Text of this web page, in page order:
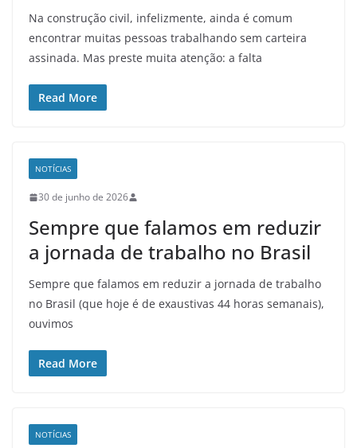
Na construção civil, infelizmente, ainda é comum
encontrar muitas pessoas trabalhando sem carteira
assinada. Mas preste muita atenção: a falta
Read More
NOTÍCIAS
30 de junho de 2026
Sempre que falamos em reduzir
a jornada de trabalho no Brasil
Sempre que falamos em reduzir a jornada de trabalho
no Brasil (que hoje é de exaustivas 44 horas semanais),
ouvimos
Read More
NOTÍCIAS